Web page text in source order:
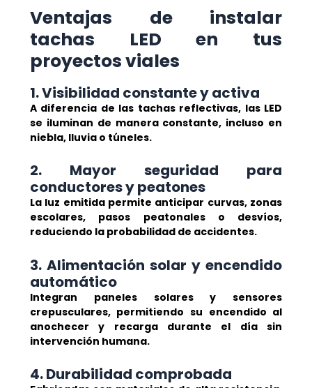
Ventajas de instalar
tachas LED en tus
proyectos viales
1. Visibilidad constante y activa
A diferencia de las tachas reflectivas, las LED
se iluminan de manera constante, incluso en
niebla, lluvia o túneles.
2. Mayor seguridad para
conductores y peatones
La luz emitida permite anticipar curvas, zonas
escolares, pasos peatonales o desvíos,
reduciendo la probabilidad de accidentes.
3. Alimentación solar y encendido
automático
Integran paneles solares y sensores
crepusculares, permitiendo su encendido al
anochecer y recarga durante el día sin
intervención humana.
4. Durabilidad comprobada